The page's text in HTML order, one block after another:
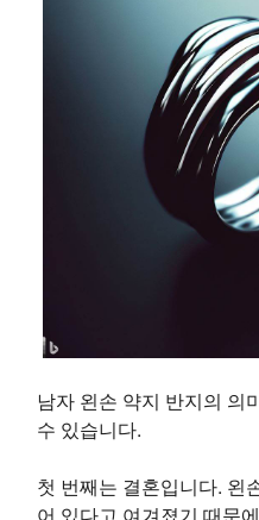
남자 왼손 약지 반지의 의
수 있습니다.
첫 번째는 결혼입니다. 왼